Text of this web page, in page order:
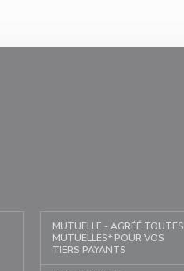
MUTUELLE - AGRÉÉ TOUTES
MUTUELLES* POUR VOS
TIERS PAYANTS